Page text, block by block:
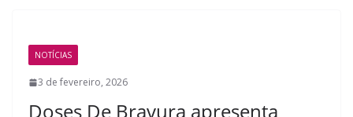
NOTÍCIAS
3 de fevereiro, 2026
Doses De Bravura apresenta